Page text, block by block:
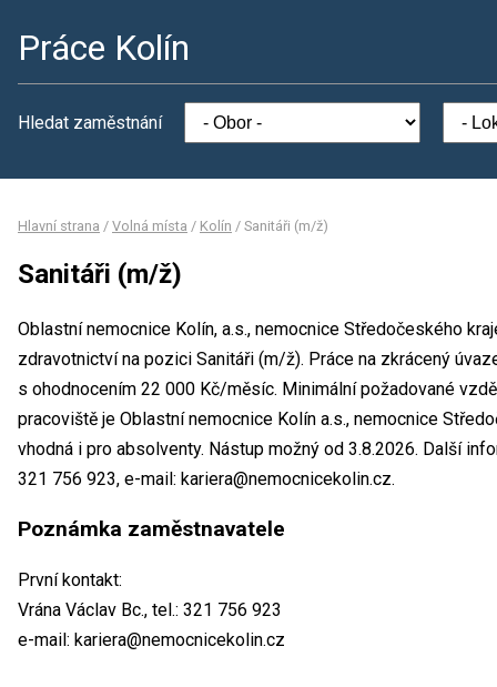
Práce Kolín
Hledat zaměstnání
Hlavní strana / Volná místa / Kolín / Sanitáři (m/ž)
Sanitáři (m/ž)
Oblastní nemocnice Kolín, a.s., nemocnice Středočeského
zdravotnictví na pozici Sanitáři (m/ž). Práce na zkrácený
s ohodnocením 22 000 Kč/měsíc. Minimální požadované
pracoviště je Oblastní nemocnice Kolín a.s., nemocnice
vhodná i pro absolventy. Nástup možný od 3.8.2026. Další
321 756 923, e-mail: kariera@nemocnicekolin.cz.
Poznámka zaměstnavatele
První kontakt:
Vrána Václav Bc., tel.: 321 756 923
e-mail: kariera@nemocnicekolin.cz